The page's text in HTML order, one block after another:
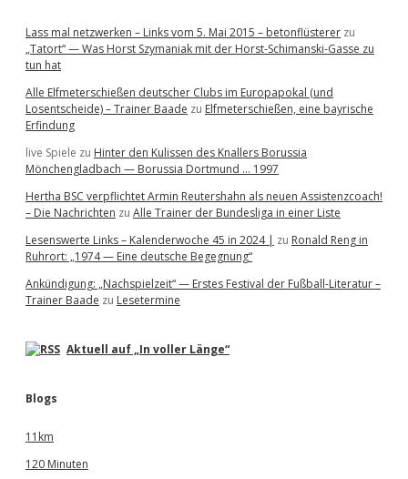
Lass mal netzwerken – Links vom 5. Mai 2015 – betonflüsterer zu
„Tatort“ — Was Horst Szymaniak mit der Horst-Schimanski-Gasse zu
tun hat
Alle Elfmeterschießen deutscher Clubs im Europapokal (und
Losentscheide) – Trainer Baade zu Elfmeterschießen, eine bayrische
Erfindung
live Spiele zu Hinter den Kulissen des Knallers Borussia
Mönchengladbach — Borussia Dortmund … 1997
Hertha BSC verpflichtet Armin Reutershahn als neuen Assistenzcoach!
– Die Nachrichten zu Alle Trainer der Bundesliga in einer Liste
Lesenswerte Links – Kalenderwoche 45 in 2024 | zu Ronald Reng in
Ruhrort: „1974 — Eine deutsche Begegnung“
Ankündigung: „Nachspielzeit“ — Erstes Festival der Fußball-Literatur –
Trainer Baade zu Lesetermine
Aktuell auf „In voller Länge“
Blogs
11km
120 Minuten